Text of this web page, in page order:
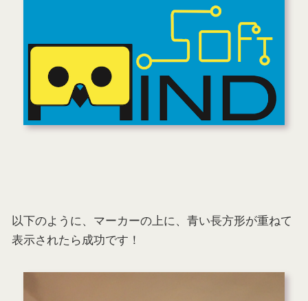
以下のように、マーカーの上に、青い長方形が重ねて
表示されたら成功です！